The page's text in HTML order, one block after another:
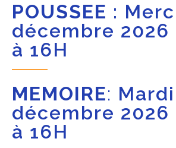
POUSSEE :
décembre 2026
à 16H
MEMOIRE:
décembre 2026
à 16H